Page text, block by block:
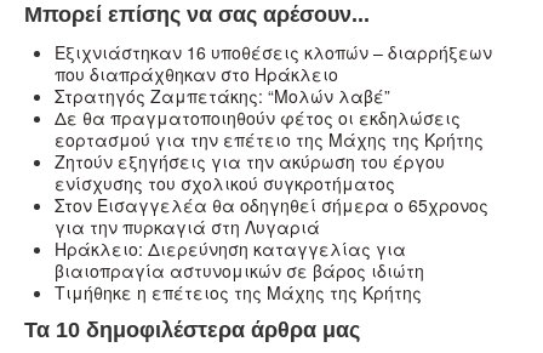
Μπορεί επίσης να σας αρέσουν...
Eξιχνιάστηκαν 16 υποθέσεις κλοπών – διαρρήξεων
που διαπράχθηκαν στο Ηράκλειο
Στρατηγός Ζαμπετάκης: “Μολών λαβέ”
Δε θα πραγματοποιηθούν φέτος οι εκδηλώσεις
εορτασμού για την επέτειο της Μάχης της Κρήτης
Ζητούν εξηγήσεις για την ακύρωση του έργου
ενίσχυσης του σχολικού συγκροτήματος
Στον Εισαγγελέα θα οδηγηθεί σήμερα ο 65χρονος
για την πυρκαγιά στη Λυγαριά
Ηράκλειο: Διερεύνηση καταγγελίας για
βιαιοπραγία αστυνομικών σε βάρος ιδιώτη
Τιμήθηκε η επέτειος της Μάχης της Κρήτης
Τα 10 δημοφιλέστερα άρθρα μας